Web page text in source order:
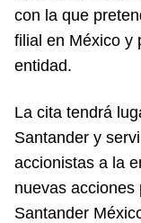
con la que
filial en México y
entidad.
La cita tendrá
Santander y
accionistas a la
nuevas acciones
Santander